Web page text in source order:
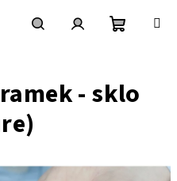
košík
- sklo